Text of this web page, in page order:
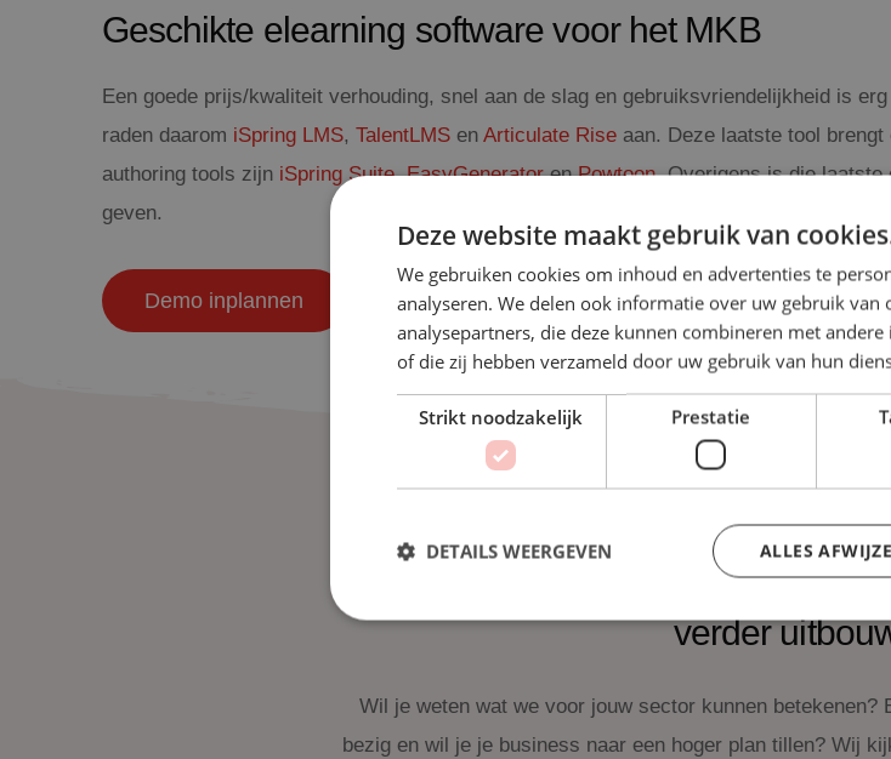
Geschikte elearning software voor het MKB
Een goede prijs/kwaliteit verhouding, snel aan de slag en gebruiksvriendelijkheid is
raden daarom iSpring LMS, TalentLMSen Articulate Riseaan. Deze laatste tool brengt
authoring tools zijn iSpring Suite,EasyGeneratorenPowtoon. Overigens is die laatste
geven.
Demo inplannen
Wil je ook starten metLeren &
verder
Wil je weten wat we voor jouw sector kunnen betekenen?
bezig en wil je je business naar een hoger plan tillen? Wij
Deze website maakt gebruik van
We gebruiken cookies om inhoud en advertenties te
analyseren. We delen ook informatie over uw gebruik van
analysepartners, die deze kunnen combineren met
of die zij hebben verzameld door uw gebruik van hun
Strikt noodzakelijk Prestatie
ALLES
DETAILS WEERGEVEN